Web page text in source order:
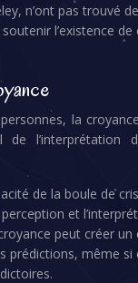
n’ont pas trouvé
l’existence
la
de l’interprétation
de la boule de
et
peut créer un
prédictions, même